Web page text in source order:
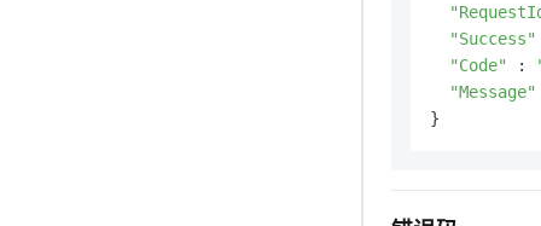
"Success"
"Code"
:
"Message"
}